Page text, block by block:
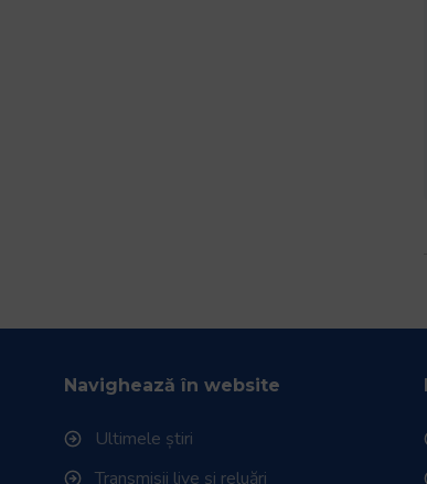
Navighează în website
Ultimele știri
Transmisii live și reluări